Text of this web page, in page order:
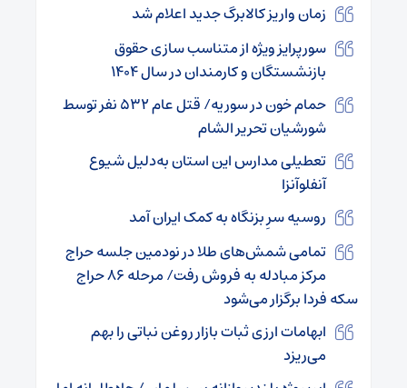
زمان واریز کالابرگ جدید اعلام شد
سورپرایز ویژه از متناسب سازی حقوق
بازنشستگان و کارمندان در سال ۱۴۰۴
حمام خون در سوریه/ قتل عام ۵۳۲ نفر توسط
شورشیان تحریر الشام
تعطیلی مدارس این استان به‌دلیل شیوع
آنفلوآنزا
روسیه سرِ بزنگاه به کمک ایران آمد
تمامی شمش‌های طلا در نودمین جلسه حراج
مرکز مبادله به فروش رفت/ مرحله ۸۶ حراج
سکه فردا برگزار می‌شود
ابهامات ارزی ثبات بازار روغن نباتی را بهم
می‌ریزد